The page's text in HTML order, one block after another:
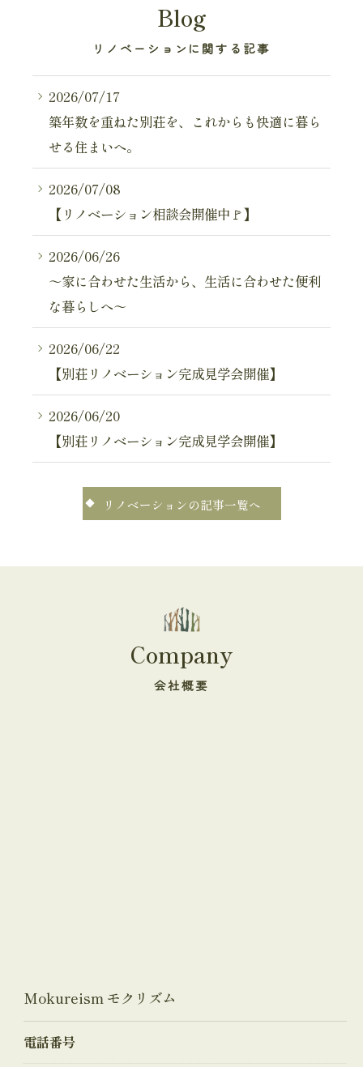
Blog
リノベーションに関する記事
2026/07/17
築年数を重ねた別荘を、これからも快適に暮ら
せる住まいへ。
2026/07/08
【リノベーション相談会開催中🚩】
2026/06/26
～家に合わせた生活から、生活に合わせた便利
な暮らしへ～
2026/06/22
【別荘リノベーション完成見学会開催】
2026/06/20
【別荘リノベーション完成見学会開催】
リノベーションの記事一覧へ
会社概要
Company
Mokureism モクリズム
電話番号